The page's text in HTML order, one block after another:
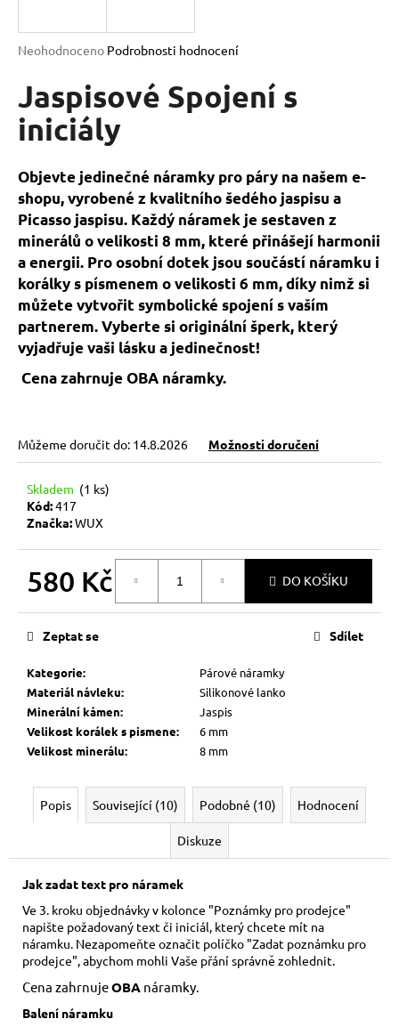
Průměrné
produktu
je
0,0
hvězdiček.
Neohodnoceno Podrobnosti hodnocení
Jaspisové Spojení s
iniciály
Objevte jedinečné náramky pro páry na našem e-
shopu, vyrobené z kvalitního šedého jaspisu a
Picasso jaspisu. Každý náramek je sestaven z
minerálů o velikosti 8 mm, které přinášejí harmonii
a energii. Pro osobní dotek jsou součástí náramku i
korálky s písmenem o velikosti 6 mm, díky nimž si
můžete vytvořit symbolické spojení s vaším
partnerem. Vyberte si originální šperk, který
vyjadřuje vaši lásku a jedinečnost!
Cena zahrnuje OBA náramky.
Můžeme doručit do: 14.8.2026 Možnosti doručení
Skladem (1 ks)
Kód:417
Značka:WUX
580 Kč DO KOŠÍKU
Kategorie:
Párové náramky
Materiál návleku:
Silikonové lanko
Minerální kámen:
Jaspis
Velikost korálek s pismene:
6 mm
Velikost minerálu: 8 mm
Zeptat se Sdílet
Popis Související (10) Podobné (10) Hodnocení
Diskuze
Jak zadat text pro náramek
Ve 3. kroku objednávky v kolonce "Poznámky pro prodejce"
napište požadovaný text či iniciál, který chcete mít na
náramku. Nezapomeňte označit políčko "Zadat poznámku pro
prodejce", abychom mohli Vaše přání správně zohlednit.
Cena zahrnujeOBA náramky.
Balení náramku
j
t
?
HLEDAT
D
o
p
o
u
j
e
m
e
KABBALAH
NÁRAMEK
Původně:
Kč